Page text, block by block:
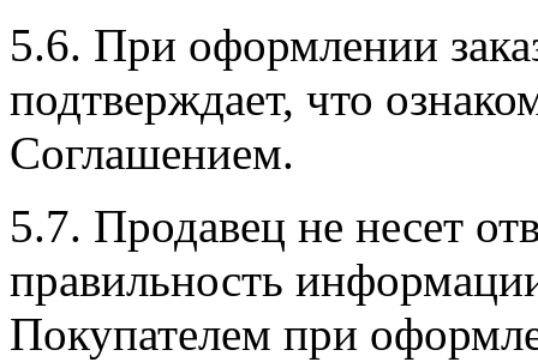
5.6. При оформлении
подтверждает, что
Соглашением.
5.7. Продавец не несет
правильность
Покупателем при